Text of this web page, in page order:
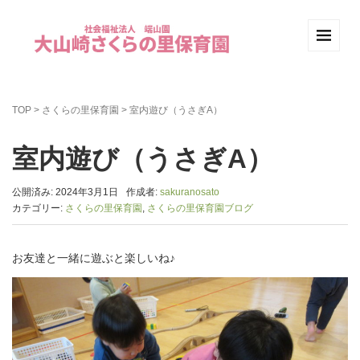
TOP > さくらの里保育園 > 室内遊び（うさぎA）
室内遊び（うさぎA）
公開済み: 2024年3月1日 作成者: sakuranosato
カテゴリー: さくらの里保育園 , さくらの里保育園ブログ
お友達と一緒に遊ぶと楽しいね♪